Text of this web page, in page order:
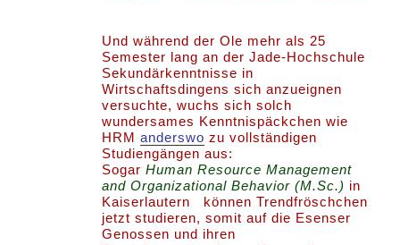
Und während der Ole mehr als 25
Semester lang an der Jade-Hochschule
Sekundärkenntnisse in
Wirtschaftsdingens sich anzueignen
versuchte, wuchs sich solch
wundersames Kenntnispäckchen wie
HRManderswo zu vollständigen
Studiengängen aus:
SogarHuman Resource Management
and Organizational Behavior (M.Sc.) in
Kaiserlautern können Trendfröschchen
jetzt studieren, somit auf die Esenser
Genossen und ihren